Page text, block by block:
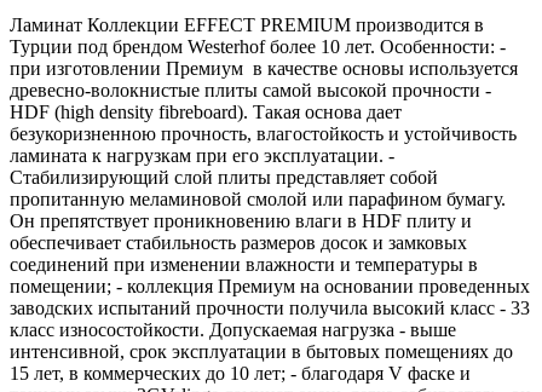
Ламинат Коллекции EFFECT PREMIUM производится в
Турции под брендом Westerhof более 10 лет. Особенности: -
при изготовлении Премиум в качестве основы используется
древесно-волокнистые плиты самой высокой прочности -
HDF (high density fibreboard). Такая основа дает
безукоризненною прочность, влагостойкость и устойчивость
ламината к нагрузкам при его эксплуатации. -
Стабилизирующий слой плиты представляет собой
пропитанную меламиновой смолой или парафином бумагу.
Он препятствует проникновению влаги в HDF плиту и
обеспечивает стабильность размеров досок и замковых
соединений при изменении влажности и температуры в
помещении; - коллекция Премиум на основании проведенных
заводских испытаний прочности получила высокий класс - 33
класс износостойкости. Допускаемая нагрузка - выше
интенсивной, срок эксплуатации в бытовых помещениях до
15 лет, в коммерческих до 10 лет; - благодаря V фаске и